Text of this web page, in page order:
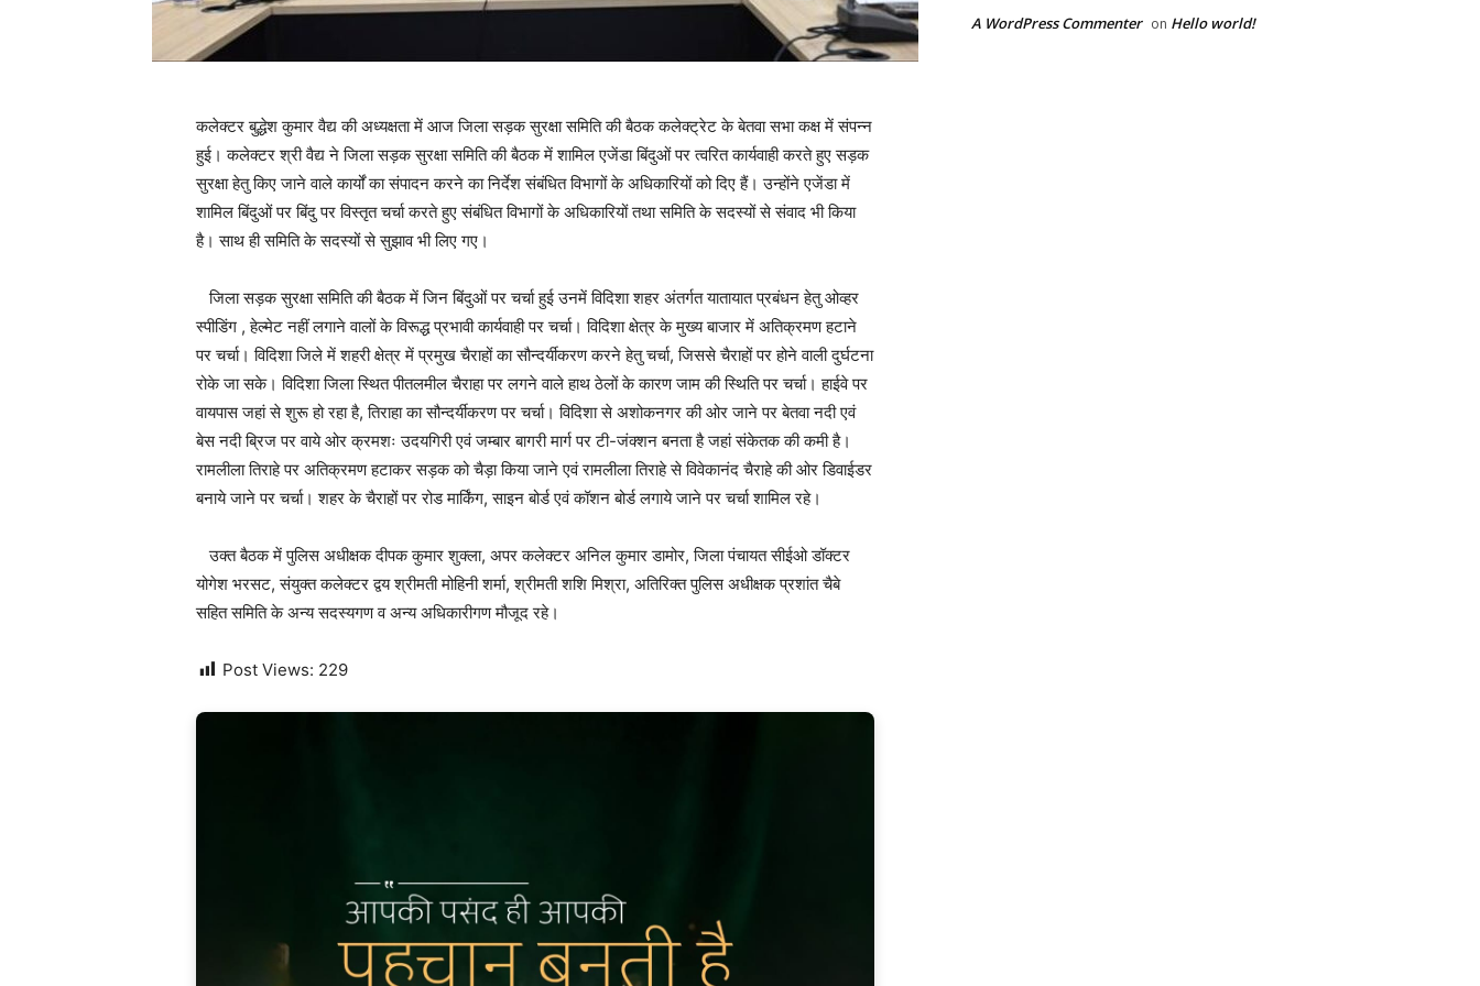
कलेक्टर बुद्धेश कुमार वैद्य की अध्यक्षता में आज जिला सड़क सुरक्षा समिति की बैठक कलेक्ट्रेट के बेतवा सभा कक्ष में संपन्न
हुई। कलेक्टर श्री वैद्य ने जिला सड़क सुरक्षा समिति की बैठक में शामिल एजेंडा बिंदुओं पर त्वरित कार्यवाही करते हुए सड़क
सुरक्षा हेतु किए जाने वाले कार्यों का संपादन करने का निर्देश संबंधित विभागों के अधिकारियों को दिए हैं। उन्होंने एजेंडा में
शामिल बिंदुओं पर बिंदु पर विस्तृत चर्चा करते हुए संबंधित विभागों के अधिकारियों तथा समिति के सदस्यों से संवाद भी किया
है। साथ ही समिति के सदस्यों से सुझाव भी लिए गए।
जिला सड़क सुरक्षा समिति की बैठक में जिन बिंदुओं पर चर्चा हुई उनमें विदिशा शहर अंतर्गत यातायात प्रबंधन हेतु ओव्हर
स्पीडिंग , हेल्मेट नहीं लगाने वालों के विरूद्ध प्रभावी कार्यवाही पर चर्चा। विदिशा क्षेत्र के मुख्य बाजार में अतिक्रमण हटाने
पर चर्चा। विदिशा जिले में शहरी क्षेत्र में प्रमुख चैराहों का सौन्दर्यीकरण करने हेतु चर्चा, जिससे चैराहों पर होने वाली दुर्घटना
रोके जा सके। विदिशा जिला स्थित पीतलमील चैराहा पर लगने वाले हाथ ठेलों के कारण जाम की स्थिति पर चर्चा। हाईवे पर
वायपास जहां से शुरू हो रहा है, तिराहा का सौन्दर्यीकरण पर चर्चा। विदिशा से अशोकनगर की ओर जाने पर बेतवा नदी एवं
बेस नदी ब्रिज पर वाये ओर क्रमशः उदयगिरी एवं जम्बार बागरी मार्ग पर टी-जंक्शन बनता है जहां संकेतक की कमी है।
रामलीला तिराहे पर अतिक्रमण हटाकर सड़क को चैड़ा किया जाने एवं रामलीला तिराहे से विवेकानंद चैराहे की ओर डिवाईडर
बनाये जाने पर चर्चा। शहर के चैराहों पर रोड मार्किंग, साइन बोर्ड एवं कॉशन बोर्ड लगाये जाने पर चर्चा शामिल रहे।
उक्त बैठक में पुलिस अधीक्षक दीपक कुमार शुक्ला, अपर कलेक्टर अनिल कुमार डामोर, जिला पंचायत सीईओ डॉक्टर
योगेश भरसट, संयुक्त कलेक्टर द्वय श्रीमती मोहिनी शर्मा, श्रीमती शशि मिश्रा, अतिरिक्त पुलिस अधीक्षक प्रशांत चैबे
सहित समिति के अन्य सदस्यगण व अन्य अधिकारीगण मौजूद रहे।
Post Views: 229
A WordPress Commenter on Hello world!